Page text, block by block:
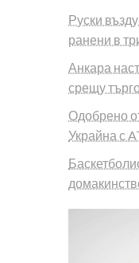
Руски
ранени в
Анкара
срещу
Одобрено
Украйна с